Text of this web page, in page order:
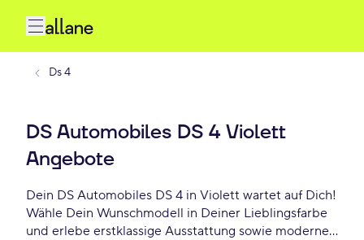
Ds 4
DS Automobiles DS 4 Violett
Angebote
Dein DS Automobiles DS 4 in Violett wartet auf Dich!
Wähle Dein Wunschmodell in Deiner Lieblingsfarbe
und erlebe erstklassige Ausstattung sowie modernes